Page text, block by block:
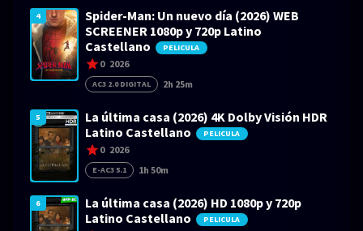
4
Spider-Man: Un nuevo día (2026) WEB
SCREENER 1080p y 720p Latino
Castellano
PELICULA
0 2026
AC3 2.0 DIGITAL 2h 25m
5
La última casa (2026) 4K Dolby Visión HDR
Latino Castellano
PELICULA
0 2026
E-AC3 5.1 1h 50m
6
La última casa (2026) HD 1080p y 720p
Latino Castellano
PELICULA